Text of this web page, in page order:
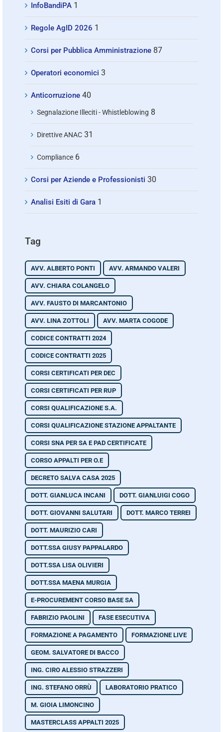
InfoBandiPA 1
Regole AgID 2026 1
Corsi per Pubblica Amministrazione 87
Operatori economici 3
Anticorruzione 40
Segnalazione Illeciti - Whistleblowing 8
Direttive ANAC 31
Compliance 6
Corsi per Aziende e Professionisti 30
Analisi Esiti di Gara 1
Tag
AVV. ALBERTO PONTI AVV. ARMANDO VALERI
AVV. CHIARA COLANGELO
AVV. FAUSTO DI MARCANTONIO
AVV. LINA ZOTTOLI AVV. MARTA COGODE
CODICE CONTRATTI 2024
CODICE CONTRATTI 2025
CORSI CERTIFICATI PER DEC
CORSI CERTIFICATI PER RUP
CORSI QUALIFICAZIONE S.A.
CORSI QUALIFICAZIONE STAZIONE APPALTANTE
CORSI SNA PER SA E PAD CERTIFICATE
CORSO APPALTI PER O.E
DECRETO SALVA CASA 2025
DOTT. GIANLUCA INCANI DOTT. GIANLUIGI COGO
DOTT. GIOVANNI SALUTARI DOTT. MARCO TERREI
DOTT. MAURIZIO CARI
DOTT.SSA GIUSY PAPPALARDO
DOTT.SSA LISA OLIVIERI
DOTT.SSA MAENA MURGIA
E-PROCUREMENT CORSO BASE SA
FABRIZIO PAOLINI FASE ESECUTIVA
FORMAZIONE A PAGAMENTO FORMAZIONE LIVE
GEOM. SALVATORE DI BACCO
ING. CIRO ALESSIO STRAZZERI
ING. STEFANO ORRÙ LABORATORIO PRATICO
M. GIOIA LIMONCINO
MASTERCLASS APPALTI 2025